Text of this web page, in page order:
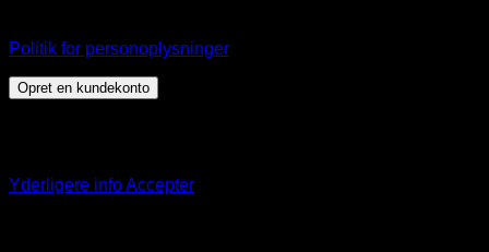
Politik for personoplysninger.
Opret en kundekonto
Yderligere infoAccepter